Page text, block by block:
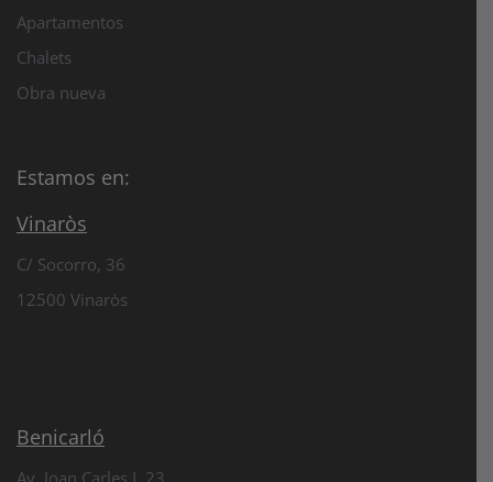
Apartamentos
Chalets
Obra nueva
Estamos en:
Vinaròs
C/ Socorro, 36
12500 Vinaròs
Benicarló